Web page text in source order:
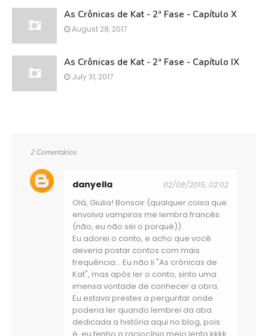
As Crônicas de Kat - 2ª Fase - Capítulo X
August 28, 2017
As Crônicas de Kat - 2ª Fase - Capítulo IX
July 31, 2017
2 Comentários
danyella 02/08/2015, 02:02
Olá, Giulia! Bonsoir (qualquer coisa que
envolva vampiros me lembra francês
(não, eu não sei o porquê)).
Eu adorei o conto, e acho que você
deveria postar contos com mais
frequência... Eu não li "As crônicas de
Kat", mas após ler o conto, sinto uma
imensa vontade de conhecer a obra.
Eu estava prestes a perguntar onde
poderia ler quando lembrei da aba
dedicada a história aqui no blog, pois